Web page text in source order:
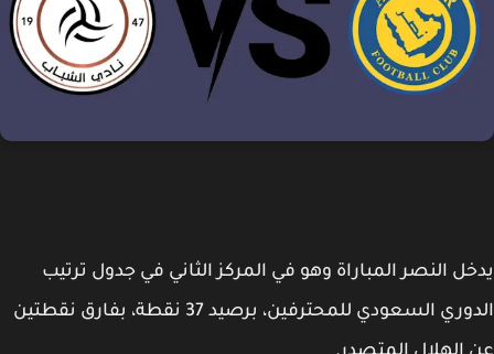
النصر المباراة وهو في المركز الثاني في جدول ترتيب
الدوري السعودي للمحترفين، برصيد 37 نقطة، بفارق نقطتين